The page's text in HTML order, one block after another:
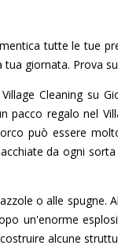
tutte le tue
giornata. Prova
Cleaning su
pacco regalo nel
può essere
da ogni
o alle spugne.
un'enorme
alcune